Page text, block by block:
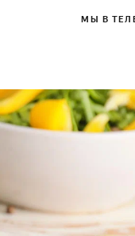
МЫ В